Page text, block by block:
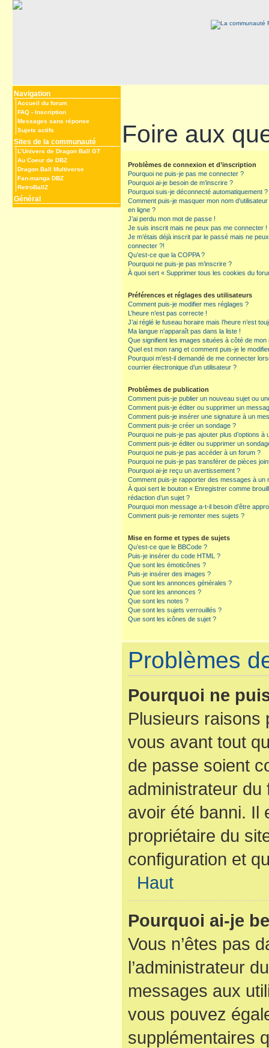
Navigation
Accueil du forum
FAQ - Inscription
Messages sans réponse
Sujets actifs
Sites de la communauté
L’Univers de Dragon Ball GT
Au Coeur de DBZ
Dragon Ball Multiverse
Fan-manga DBZ
RetroBallZ
Général
Foire aux
Problèmes de connexion et d’inscription
Pourquoi ne puis-je pas me connecter ?
Pourquoi ai-je besoin de m’inscrire ?
Pourquoi suis-je déconnecté automatiquement ?
Comment puis-je masquer mon nom
en ligne ?
J’ai perdu mon mot de passe !
Je suis inscrit mais ne peux pas me connecter !
Je m’étais déjà inscrit par le passé mais ne
connecter ?!
Qu’est-ce que la COPPA ?
Pourquoi ne puis-je pas m’inscrire ?
À quoi sert « Supprimer tous les cookies du
Préférences et réglages des utilisateurs
Comment puis-je modifier mes réglages ?
L’heure n’est pas correcte !
J’ai réglé le fuseau horaire mais l’heure n’est
Ma langue n’apparaît pas dans la liste !
Que signifient les images situées à côté de mon
Quel est mon rang et comment puis-je le
Pourquoi m’est-il demandé de me connecter
courrier électronique d’un utilisateur ?
Problèmes de publication
Comment puis-je publier un nouveau sujet ou
Comment puis-je éditer ou supprimer un
Comment puis-je insérer une signature à un
Comment puis-je créer un sondage ?
Pourquoi ne puis-je pas ajouter plus d’options à
Comment puis-je éditer ou supprimer un
Pourquoi ne puis-je pas accéder à un forum ?
Pourquoi ne puis-je pas transférer de pièces
Pourquoi ai-je reçu un avertissement ?
Comment puis-je rapporter des messages à un
À quoi sert le bouton « Enregistrer comme
rédaction d’un sujet ?
Pourquoi mon message a-t-il besoin d’être
Comment puis-je remonter mes sujets ?
Mise en forme et types de sujets
Qu’est-ce que le BBCode ?
Puis-je insérer du code HTML ?
Que sont les émoticônes ?
Puis-je insérer des images ?
Que sont les annonces générales ?
Que sont les annonces ?
Que sont les notes ?
Que sont les sujets verrouillés ?
Que sont les icônes de sujet ?
Problèmes
Pourquoi ne
Plusieurs raisons
vous avant tout
de passe soient
administrateur
avoir été banni. Il
propriétaire du
configuration et
Haut
Pourquoi ai-je
Vous n’êtes pas
l’administrateur
messages aux
vous pouvez
supplémentaires